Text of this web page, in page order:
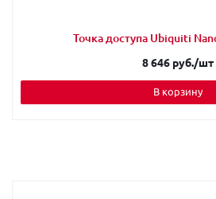
Точка доступа Ubiquiti
8 646 руб./шт
В корзину